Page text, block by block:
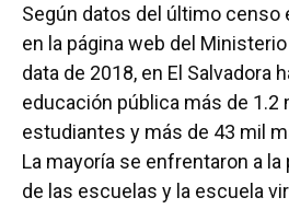
Según datos del último censo
en la página web del
data de 2018, en El Salvadora
educación pública más de 1.2
estudiantes y más de 43 mil
La mayoría se enfrentaron a la
de las escuelas y la escuela